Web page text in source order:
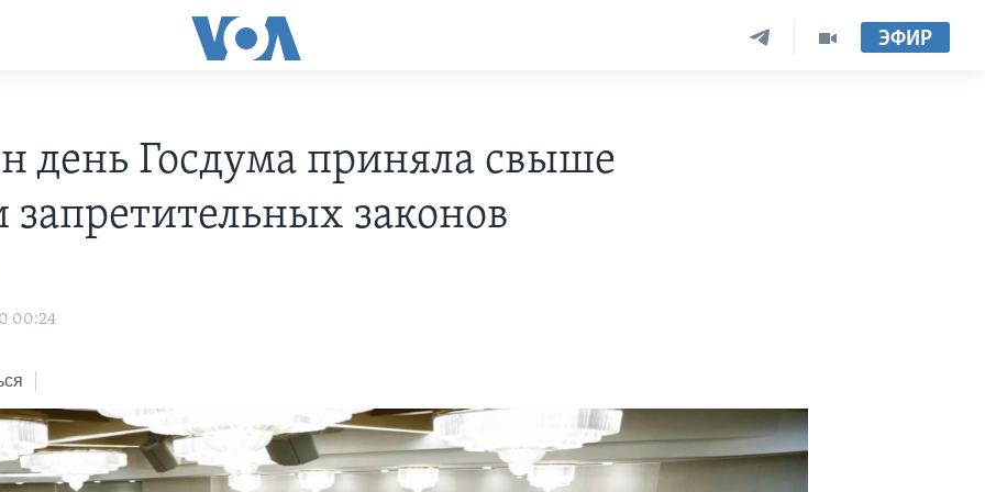
ЭФИР
день Госдума приняла свыше
запретительных законов
00:24